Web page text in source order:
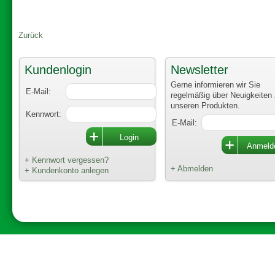
Zurück
Kundenlogin
E-Mail:
Kennwort:
+ Kennwort vergessen?
+ Kundenkonto anlegen
Newsletter
Gerne informieren wir Sie
regelmäßig über Neuigkeiten
unseren Produkten.
E-Mail:
+ Abmelden